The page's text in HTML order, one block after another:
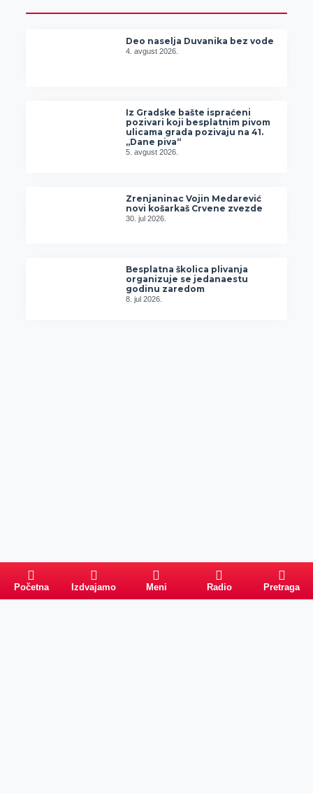
Deo naselja Duvanika bez vode
4. avgust 2026.
Iz Gradske bašte ispraćeni
pozivari koji besplatnim pivom
ulicama grada pozivaju na 41.
„Dane piva“
5. avgust 2026.
Zrenjaninac Vojin Medarević
novi košarkaš Crvene zvezde
30. jul 2026.
Besplatna školica plivanja
organizuje se jedanaestu
godinu zaredom
8. jul 2026.
Početna Izdvajamo Meni Radio Pretraga